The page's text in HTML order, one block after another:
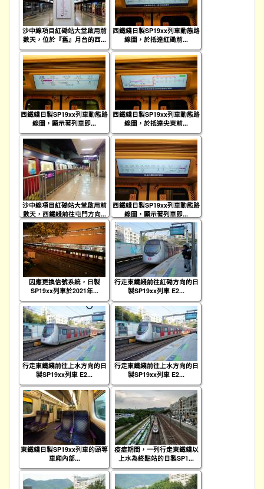
沙中線項目紅磡站大堂啟用前
數天，位於『舊』月台的西...
西鐵綫日製SP19xx列車動態路
線圖，於抵達紅磡前...
西鐵綫日製SP19xx列車動態路
線圖，顯示著列車即...
西鐵綫日製SP19xx列車動態路
線圖，於抵達尖東前...
沙中線項目紅磡站大堂啟用前
數天，西鐵綫前往屯門方向...
西鐵綫日製SP19xx列車動態路
線圖，顯示著列車即...
因應更換信號系統，日製
SP19xx列車於2021年...
行走東鐵綫前往紅磡方向的日
製SP19xx列車 E2...
行走東鐵綫前往上水方向的日
製SP19xx列車 E2...
行走東鐵綫前往上水方向的日
製SP19xx列車 E2...
東鐵綫日製SP19xx列車的頭等
車廂內部...
疫症期間，一列行走東鐵綫以
上水為終點站的日製SP1...